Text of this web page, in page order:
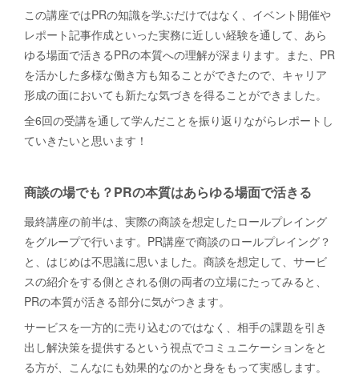
この講座ではPRの知識を学ぶだけではなく、イベント開催や
レポート記事作成といった実務に近しい経験を通して、あら
ゆる場面で活きるPRの本質への理解が深まります。また、PR
を活かした多様な働き方も知ることができたので、キャリア
形成の面においても新たな気づきを得ることができました。
全6回の受講を通して学んだことを振り返りながらレポートし
ていきたいと思います！
商談の場でも？PRの本質はあらゆる場面で活きる
最終講座の前半は、実際の商談を想定したロールプレイング
をグループで行います。PR講座で商談のロールプレイング？
と、はじめは不思議に思いました。商談を想定して、サービ
スの紹介をする側とされる側の両者の立場にたってみると、
PRの本質が活きる部分に気がつきます。
サービスを一方的に売り込むのではなく、相手の課題を引き
出し解決策を提供するという視点でコミュニケーションをと
る方が、こんなにも効果的なのかと身をもって実感します。